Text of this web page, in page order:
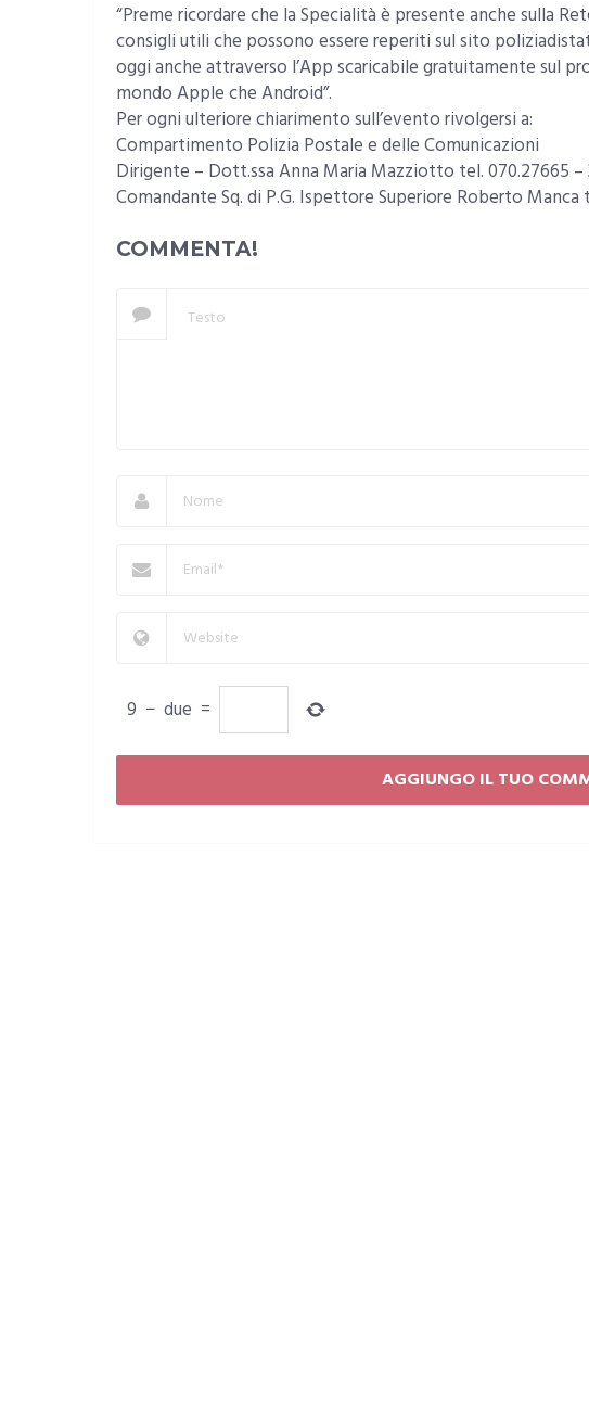
“Preme ricordare che la Specialità è presente anche sulla
consigli utili che possono essere reperiti sul sito
oggi anche attraverso l’App scaricabile gratuitamente sul
mondo Apple che Android”.
Per ogni ulteriore chiarimento sull’evento rivolgersi a:
Compartimento Polizia Postale e delle Comunicazioni
Dirigente – Dott.ssa Anna Maria Mazziotto tel. 070.27665 –
Comandante Sq. di P.G. Ispettore Superiore Roberto Manca
COMMENTA!
9 − due =